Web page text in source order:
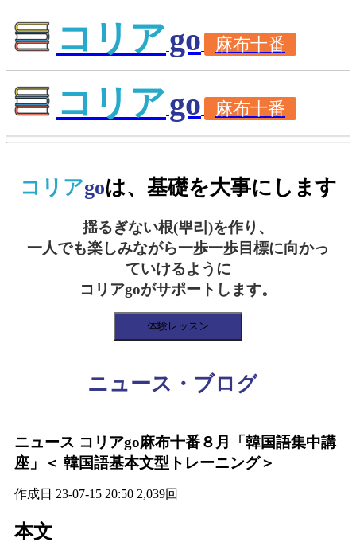
コリアgo 麻布十番
コリアgo 麻布十番
コリアgoは、基礎を大事にします
揺るぎない根(뿌리)を作り、
一人でも楽しみながら一歩一歩目標に向かっ
ていけるように
コリアgoがサポートします。
体験レッスン
ニュース・ブログ
ニュース コリアgo麻布十番８月「韓国語集中講
座」＜ 韓国語基本文型トレーニング＞
作成日 23-07-15 20:50 2,039回
本文